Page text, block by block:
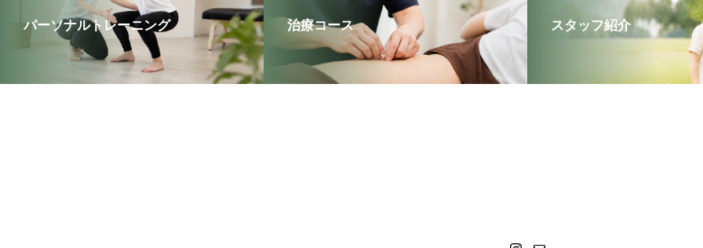
パーソナルトレーニング 治療コース スタッフ紹介